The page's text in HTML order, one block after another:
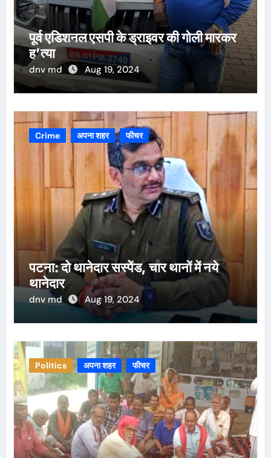
पूर्व एडिशनल एसपी के ड्राइवर की गोली मारकर
ह’त्या
dnv md Aug 19, 2024
Crime अपना शहर फीचर
पटना: दो थानेदार सस्पेंड, चार थानों में नये
थानेदार
dnv md Aug 19, 2024
Politics अपना शहर फीचर